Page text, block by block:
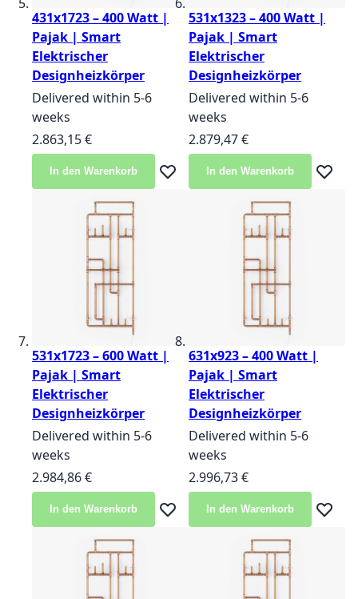
431x1723 – 400 Watt |
Pajak | Smart
Elektrischer
Designheizkörper
Delivered within 5-6
weeks
2.863,15 €
In den Warenkorb Zur Wunschliste hinzufügen
531x1323 – 400 Watt |
Pajak | Smart
Elektrischer
Designheizkörper
Delivered within 5-6
weeks
2.879,47 €
In den Warenkorb Zur
531x1723 – 600 Watt |
Pajak | Smart
Elektrischer
Designheizkörper
Delivered within 5-6
weeks
2.984,86 €
In den Warenkorb Zur Wunschliste hinzufügen
631x923 – 400 Watt |
Pajak | Smart
Elektrischer
Designheizkörper
Delivered within 5-6
weeks
2.996,73 €
In den Warenkorb Zur